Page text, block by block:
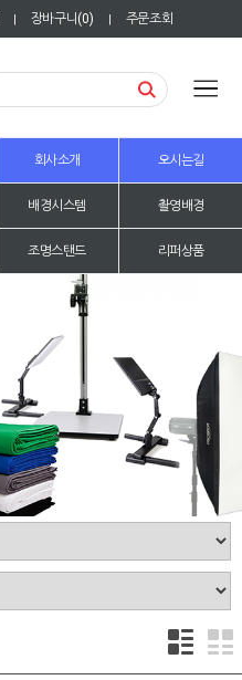
| 장바구니(0) | 주문조회
회사소개 오시는길
배경시스템 촬영배경
조명스탠드 리퍼상품